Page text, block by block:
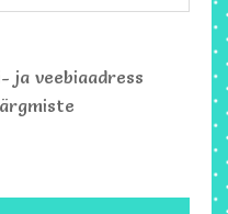
ja veebiaadress